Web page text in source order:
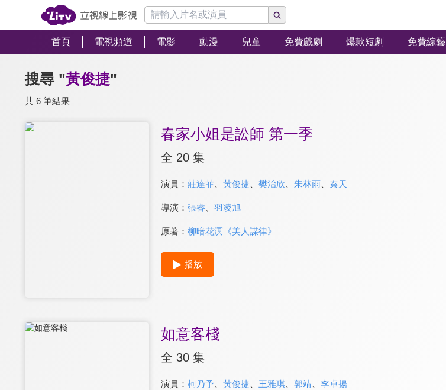
首頁 電視頻道 電影 動漫 兒童 免費戲劇 爆款短劇 免費綜藝
搜尋 "黃俊捷"
共 6 筆結果
春家小姐是訟師 第一季
全 20 集
演員： 莊達菲、 黃俊捷 樊治欣 朱林雨、 秦天
導演： 張睿 羽凌旭
原著： 柳暗花溟《美人謀律》
播放
如意客棧
全 30 集
演員： 柯乃予、 黃俊捷 王雅琪、 郭靖、 李卓揚